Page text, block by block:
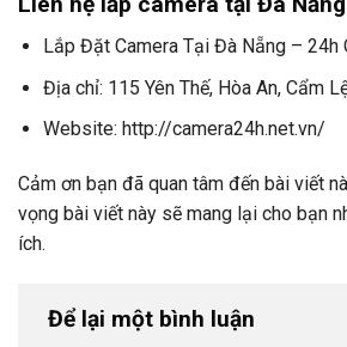
Lắp Đặt Camera Tại Đà Nẵng – 24h
Địa chỉ: 115 Yên Thế, Hòa An, Cẩm
Website: http://camera24h.net.vn/
Cảm ơn bạn đã quan tâm đến bài viết
vọng bài viết này sẽ mang lại cho bạn
ích.
Để lại một bình luận